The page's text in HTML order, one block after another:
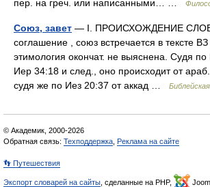
пер. на греч. или написанными… …
Союз, завет — I. ПРОИСХОЖДЕНИЕ
соглашение , союз встречается в тексте
этимология окончат. не выяснена. Судя
Иер 34:18 и след., оно происходит от араб.
судя же по Иез 20:37 от аккад …
© Академик, 2000-2026
Обратная связь: Техподдержка Реклама на сайте
👣 Путешествия
Экспорт словарей на сайты , сделанные на PHP,